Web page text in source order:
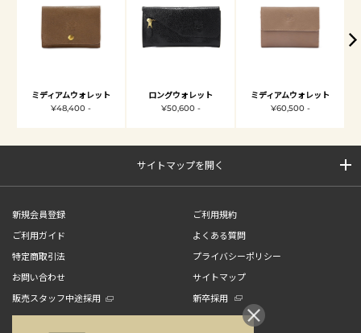
ミディアムウォレット
¥48,400 -
ロングウォレット
¥50,600 -
ミディアムウォレット
¥60,500 -
サイトマップを開く
新規会員登録
ご利用規約
ご利用ガイド
よくある質問
特定商取引法
プライバシーポリシー
お問い合わせ
サイトマップ
販売スタッフ中途採用
新卒採用